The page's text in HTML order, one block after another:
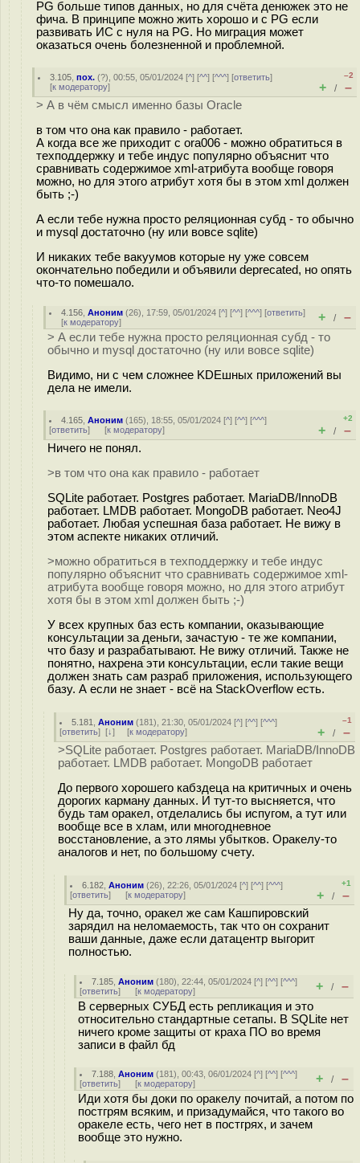
PG больше типов данных, но для счёта денюжек это не
фича. В принципе можно жить хорошо и с PG если
развивать ИС с нуля на PG. Но миграция может
оказаться очень болезненной и проблемной.
3.105 ,пох. (?), 00:55, 05/01/2024 [^] [^^] [^^^] [ответить]
[к модератору]
–2
+ / –
> А в чём смысл именно базы Oracle
в том что она как правило - работает.
А когда все же приходит с ora006 - можно обратиться в
техподдержку и тебе индус популярно объяснит что
сравнивать содержимое xml-атрибута вообще говоря
можно, но для этого атрибут хотя бы в этом xml должен
быть ;-)
А если тебе нужна просто реляционная субд - то обычно
и mysql достаточно (ну или вовсе sqlite)
И никаких тебе вакуумов которые ну уже совсем
окончательно победили и объявили deprecated, но опять
что-то помешало.
4.156 ,Аноним (26), 17:59, 05/01/2024 [^] [^^] [^^^] [ответить]
[к модератору] + / –
> А если тебе нужна просто реляционная субд - то
обычно и mysql достаточно (ну или вовсе sqlite)
Видимо, ни с чем сложнее KDEшных приложений вы
дела не имели.
4.165 ,Аноним (165), 18:55, 05/01/2024 [^] [^^] [^^^]
[ответить] [к модератору]
+2
+ / –
Ничего не понял.
>в том что она как правило - работает
SQLite работает. Postgres работает. MariaDB/InnoDB
работает. LMDB работает. MongoDB работает. Neo4J
работает. Любая успешная база работает. Не вижу в
этом аспекте никаких отличий.
>можно обратиться в техподдержку и тебе индус
популярно объяснит что сравнивать содержимое xml-
атрибута вообще говоря можно, но для этого атрибут
хотя бы в этом xml должен быть ;-)
У всех крупных баз есть компании, оказывающие
консультации за деньги, зачастую - те же компании,
что базу и разрабатывают. Не вижу отличий. Также не
понятно, нахрена эти консультации, если такие вещи
должен знать сам разраб приложения, использующего
базу. А если не знает - всё на StackOverflow есть.
5.181 ,Аноним (181), 21:30, 05/01/2024 [^] [^^] [^^^]
[ответить] [↓] [к модератору]
–1
+ / –
>SQLite работает. Postgres работает. MariaDB/InnoDB
работает. LMDB работает. MongoDB работает
До первого хорошего кабздеца на критичных и очень
дорогих карману данных. И тут-то высняется, что
будь там оракел, отделались бы испугом, а тут или
вообще все в хлам, или многодневное
восстановление, а это лямы убытков. Оракелу-то
аналогов и нет, по большому счету.
6.182 ,Аноним (26), 22:26, 05/01/2024 [^] [^^] [^^^]
[ответить] [к модератору]
+1
+ / –
Ну да, точно, оракел же сам Кашпировский
зарядил на неломаемость, так что он сохранит
ваши данные, даже если датацентр выгорит
полностью.
7.185 ,Аноним (180), 22:44, 05/01/2024 [^] [^^] [^^^]
[ответить] [к модератору] + / –
В серверных СУБД есть репликация и это
относительно стандартные сетапы. В SQLite нет
ничего кроме защиты от краха ПО во время
записи в файл бд
7.188 ,Аноним (181), 00:43, 06/01/2024 [^] [^^] [^^^]
[ответить] [к модератору] + / –
Иди хотя бы доки по оракелу почитай, а потом по
постгрям всяким, и призадумайся, что такого во
оракеле есть, чего нет в постгрях, и зачем
вообще это нужно.